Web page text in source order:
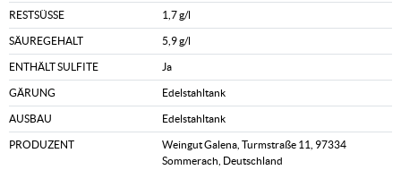
RESTSÜSSE 1,7 g/l
SÄUREGEHALT 5,9 g/l
ENTHÄLT SULFITE Ja
GÄRUNG Edelstahltank
AUSBAU Edelstahltank
PRODUZENT
Weingut Galena, Turmstraße 11, 97334
Sommerach, Deutschland